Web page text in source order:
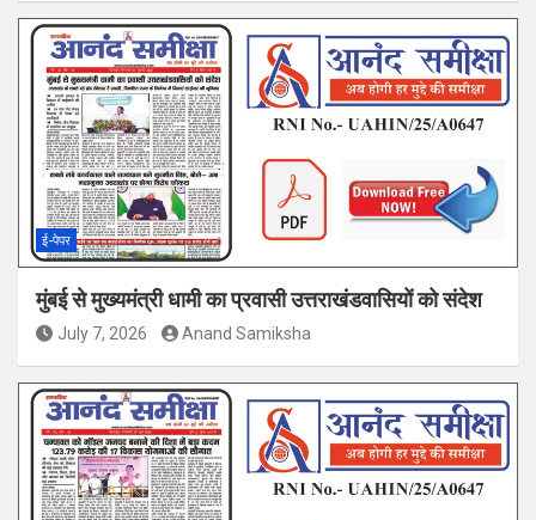
ई-पेपर
मुंबई से मुख्यमंत्री धामी का प्रवासी उत्तराखंडवासियों को संदेश
July 7, 2026 Anand Samiksha